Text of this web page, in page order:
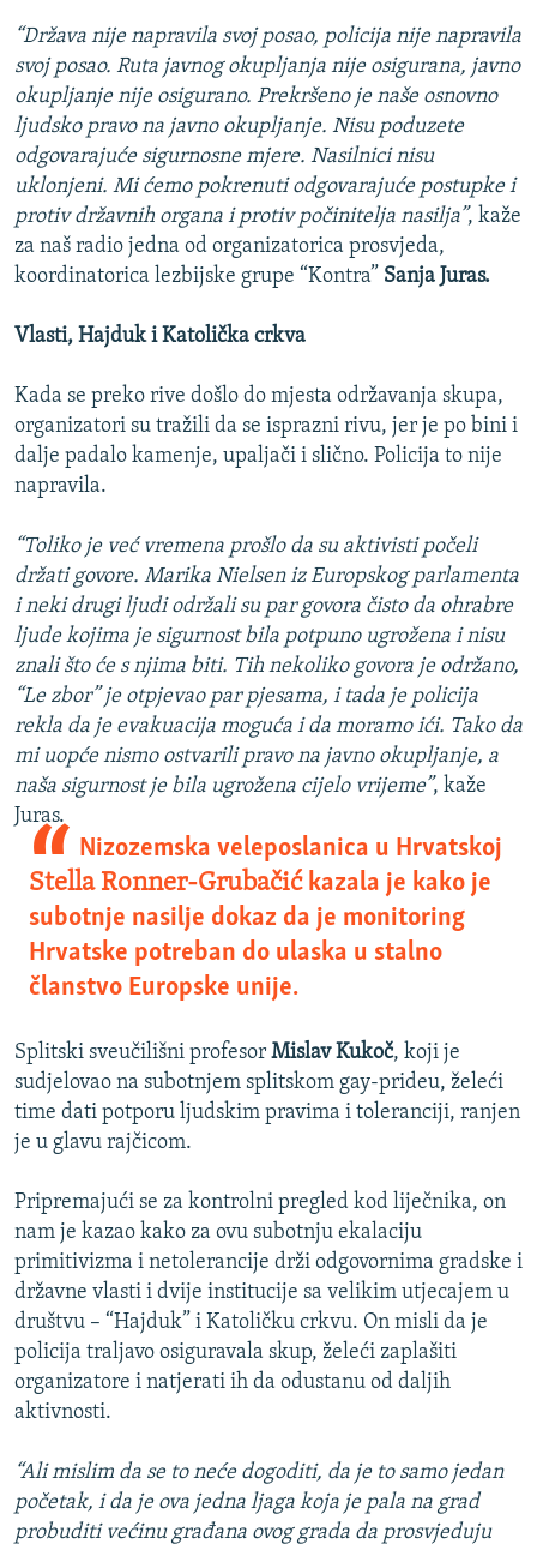
“Država nije napravila svoj posao, policija nije napravila
svoj posao. Ruta javnog okupljanja nije osigurana, javno
okupljanje nije osigurano. Prekršeno je naše osnovno
ljudsko pravo na javno okupljanje. Nisu poduzete
odgovarajuće sigurnosne mjere. Nasilnici nisu
uklonjeni. Mi ćemo pokrenuti odgovarajuće postupke i
protiv državnih organa i protiv počinitelja nasilja”, kaže
za naš radio jedna od organizatorica prosvjeda,
koordinatorica lezbijske grupe “Kontra” Sanja Juras.
Vlasti, Hajduk i Katolička crkva
Kada se preko rive došlo do mjesta održavanja skupa,
organizatori su tražili da se isprazni rivu, jer je po bini i
dalje padalo kamenje, upaljači i slično. Policija to nije
napravila.
“Toliko je već vremena prošlo da su aktivisti počeli
držati govore. Marika Nielsen iz Europskog parlamenta
i neki drugi ljudi održali su par govora čisto da ohrabre
ljude kojima je sigurnost bila potpuno ugrožena i nisu
znali što će s njima biti. Tih nekoliko govora je održano,
“Le zbor” je otpjevao par pjesama, i tada je policija
rekla da je evakuacija moguća i da moramo ići. Tako da
mi uopće nismo ostvarili pravo na javno okupljanje, a
naša sigurnost je bila ugrožena cijelo vrijeme”, kaže
Juras.
Nizozemska veleposlanica u Hrvatskoj
Stella Ronner-Grubačićkazala je kako je
subotnje nasilje dokaz da je monitoring
Hrvatske potreban do ulaska u stalno
članstvo Europske unije.
Splitski sveučilišni profesor Mislav Kukoč, koji je
sudjelovao na subotnjem splitskom gay-prideu, želeći
time dati potporu ljudskim pravima i toleranciji, ranjen
je u glavu rajčicom.
Pripremajući se za kontrolni pregled kod liječnika, on
nam je kazao kako za ovu subotnju ekalaciju
primitivizma i netolerancije drži odgovornima gradske i
državne vlasti i dvije institucije sa velikim utjecajem u
društvu – “Hajduk” i Katoličku crkvu. On misli da je
policija traljavo osiguravala skup, želeći zaplašiti
organizatore i natjerati ih da odustanu od daljih
aktivnosti.
“Ali mislim da se to neće dogoditi, da je to samo jedan
početak, i da je ova jedna ljaga koja je pala na grad
probuditi većinu građana ovog grada da prosvjeduju